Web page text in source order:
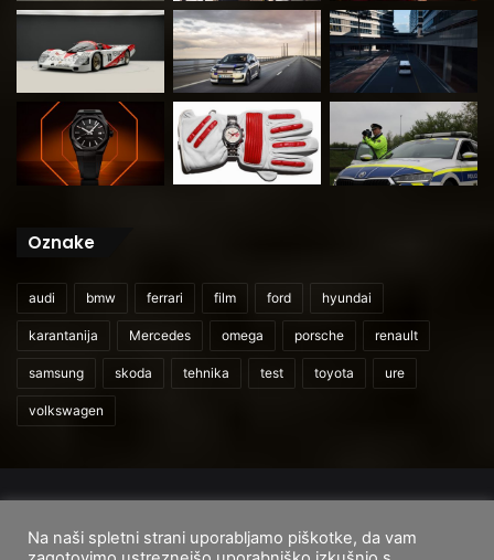
Oznake
audi bmw ferrari film ford hyundai
karantanija Mercedes omega porsche renault
samsung skoda tehnika test toyota ure
volkswagen
Domov
O nas Cenik storitev Pogoji uporabe
Na naši spletni strani uporabljamo piškotke, da vam